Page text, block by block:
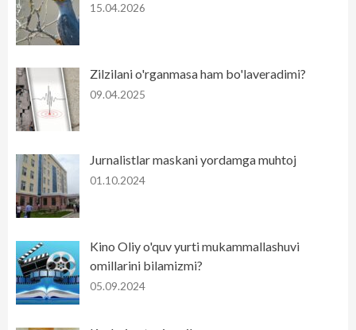
15.04.2026
Zilzilani o'rganmasa ham bo'laveradimi?
09.04.2025
Jurnalistlar maskani yordamga muhtoj
01.10.2024
Kino Oliy o'quv yurti mukammallashuvi
omillarini bilamizmi?
05.09.2024